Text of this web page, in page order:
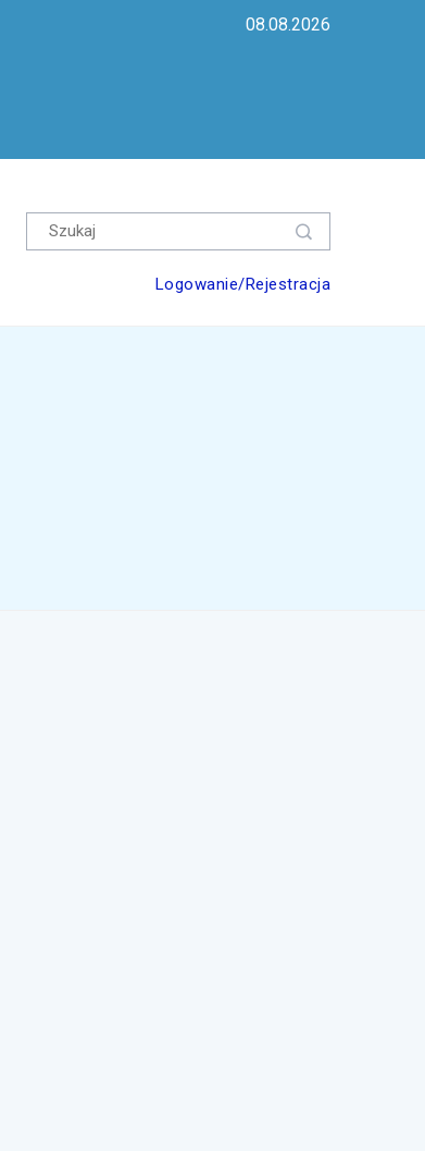
08.08.2026
Logowanie/Rejestracja